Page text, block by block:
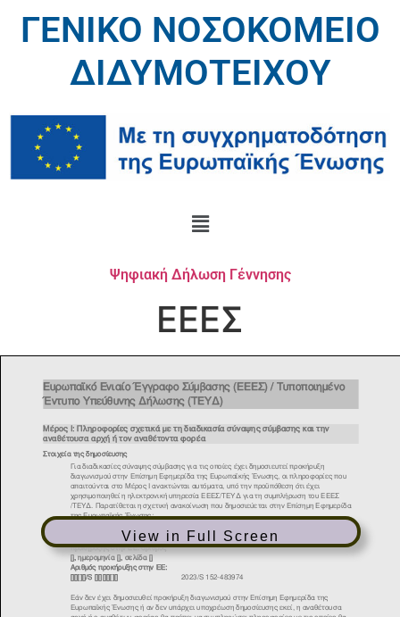
ΓΕΝΙΚΟ ΝΟΣΟΚΟΜΕΙΟ
ΔΙΔΥΜΟΤΕΙΧΟΥ
Ψηφιακή Δήλωση Γέννησης
ΕΕΕΣ
View in Full Screen